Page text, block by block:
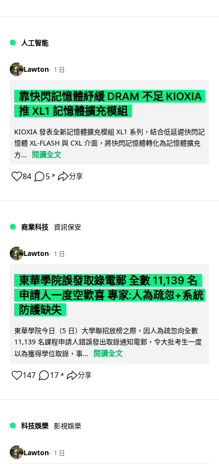
人工智能
Lawton 1 日
靠快閃記憶體紓緩 DRAM 不足 KIOXIA
推 XL1 記憶體擴充模組
KIOXIA 發表全新記憶體擴充模組 XL1 系列，結合低延遲快閃記
憶體 XL-FLASH 與 CXL 介面，將快閃記憶體轉化為記憶體擴充
方...
閱讀全文
84 5 ↗ 分享
商業科技 資訊保安
Lawton 1 日
東華學院誤發取錄電郵 全數 11,139 名
申請人一度空歡喜 專家:人為疏忽+系統
防護缺失
東華學院今日（5 日）大學聯招放榜之際，因人為疏忽向全數
11,139 名課程申請人錯誤發出取錄通知電郵，令大批考生一度
以為獲得學位取錄，事...
閱讀全文
147 17 ↗ 分享
科技娛樂 影視娛樂
Lawton 1 日